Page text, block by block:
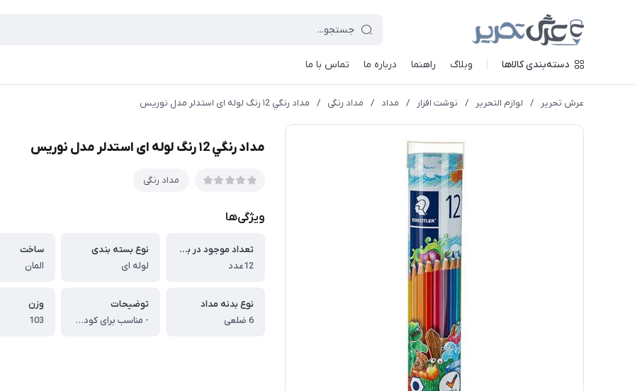
دسته‌بندی کالاها وبلاگ راهنما درباره ما تماس با ما
عرش تحریر / لوازم التحریر / نوشت افزار / مداد / مداد رنگی / مداد رنگي ۱2 رنگ لوله ای استدلر مدل نوریس
مداد رنگي ۱2 رنگ لوله ای استدلر مدل نوریس
مداد رنگی
ویژگی‌ها
تعداد موجود در بسته
12عدد
نوع بسته بندی
لوله ای
ساخت
المان
نوع بدنه مداد
6 ضلعی
توضیحات
- مناسب برای کودکان و دانش آموزان و هنرمندان ، - - رنگ شفاف و با کیفیت ، - جنس مداد نرم و پر رنگ ، - خوش تراش ، - دارای پوشش مخصوص سفیدرنگ A-B-S روی نوک، برای افزایش مقاومت آن در برابر شکستن
وزن
103